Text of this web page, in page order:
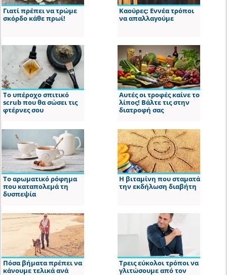
Γιατί πρέπει να τρώμε
σκόρδο κάθε πρωί!
Καούρες: Εννέα τρόποι
να απαλλαγούμε
Το υπέροχο σπιτικό
scrub που θα σώσει τις
φτέρνες σου
Αυτές οι τροφές καίνε το
λίπος! Βάλτε τις στην
διατροφή σας
Το αρωματικό ρόφημα
που καταπολεμά τη
δυσπεψία
Η βιταμίνη που σταματά
την εκδήλωση διαβήτη
Πόσα βήματα πρέπει να
κάνουμε τελικά ανά
Τρεις εύκολοι τρόποι να
γλιτώσουμε από τον